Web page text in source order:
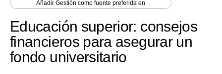
Economía
Mercados
AñadirGestión como fuente preferida en
Educación superior: consejos
financieros para asegurar un
fondo universitario